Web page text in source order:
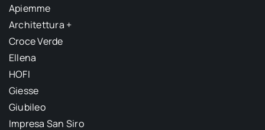
Apiemme
Architettura +
Croce Verde
Ellena
HOFI
Giesse
Giubileo
Impresa San Siro